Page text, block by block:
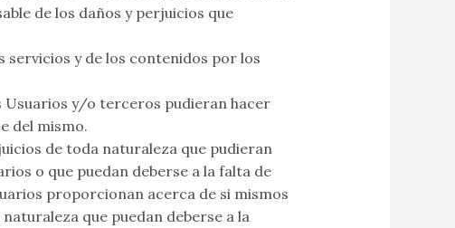
de los daños y perjuicios que
servicios y de los contenidos por los
Usuarios y/o terceros pudieran hacer
del mismo.
de toda naturaleza que pudieran
o que puedan deberse a la falta de
proporcionan acerca de si mismos
que puedan deberse a la